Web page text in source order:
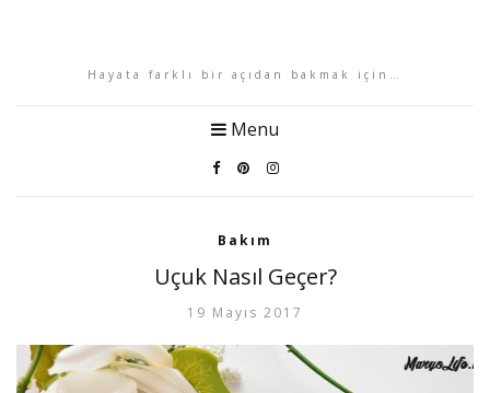
Hayata farklı bir açıdan bakmak için…
Menu
Bakım
Uçuk Nasıl Geçer?
19 Mayıs 2017